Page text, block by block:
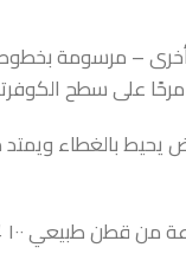
– مرسومة بخطوط
على سطح
بالغطاء ويمتد